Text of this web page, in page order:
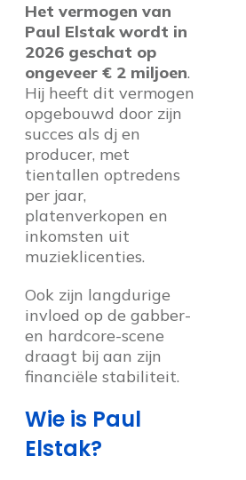
Het vermogen van
Paul Elstak wordt in
2026 geschat op
ongeveer € 2 miljoen.
Hij heeft dit vermogen
opgebouwd door zijn
succes als dj en
producer, met
tientallen optredens
per jaar,
platenverkopen en
inkomsten uit
muzieklicenties.
Ook zijn langdurige
invloed op de gabber-
en hardcore-scene
draagt bij aan zijn
financiële stabiliteit.
Wie is Paul
Elstak?